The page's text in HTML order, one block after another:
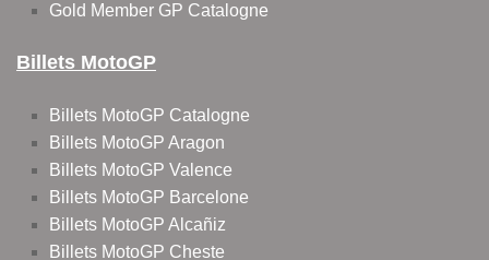
Gold Member GP Catalogne
Billets MotoGP
Billets MotoGP Catalogne
Billets MotoGP Aragon
Billets MotoGP Valence
Billets MotoGP Barcelone
Billets MotoGP Alcañiz
Billets MotoGP Cheste